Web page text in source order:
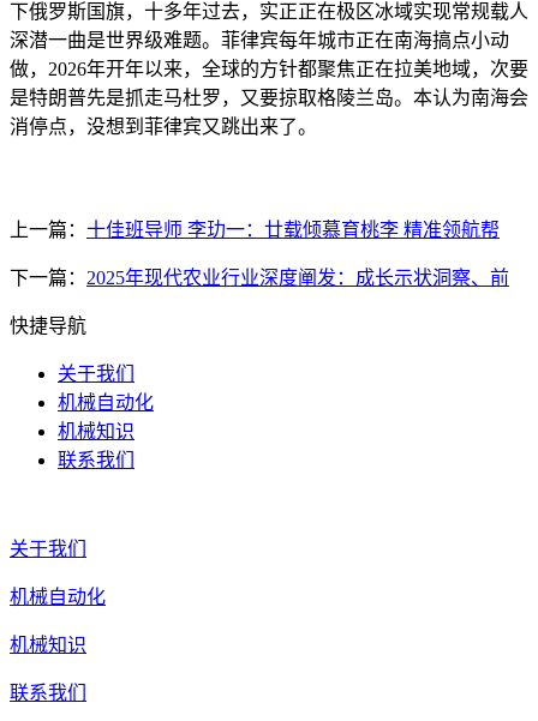
下俄罗斯国旗，十多年过去，实正正在极区冰域实现常规载人
深潜一曲是世界级难题。菲律宾每年城市正在南海搞点小动
做，2026年开年以来，全球的方针都聚焦正在拉美地域，次要
是特朗普先是抓走马杜罗，又要掠取格陵兰岛。本认为南海会
消停点，没想到菲律宾又跳出来了。
上一篇： 十佳班导师 李玏一：廿载倾慕育桃李 精准领航帮
下一篇： 2025年现代农业行业深度阐发：成长示状洞察、前
快捷导航
关于我们
机械自动化
机械知识
联系我们
关于我们
机械自动化
机械知识
联系我们